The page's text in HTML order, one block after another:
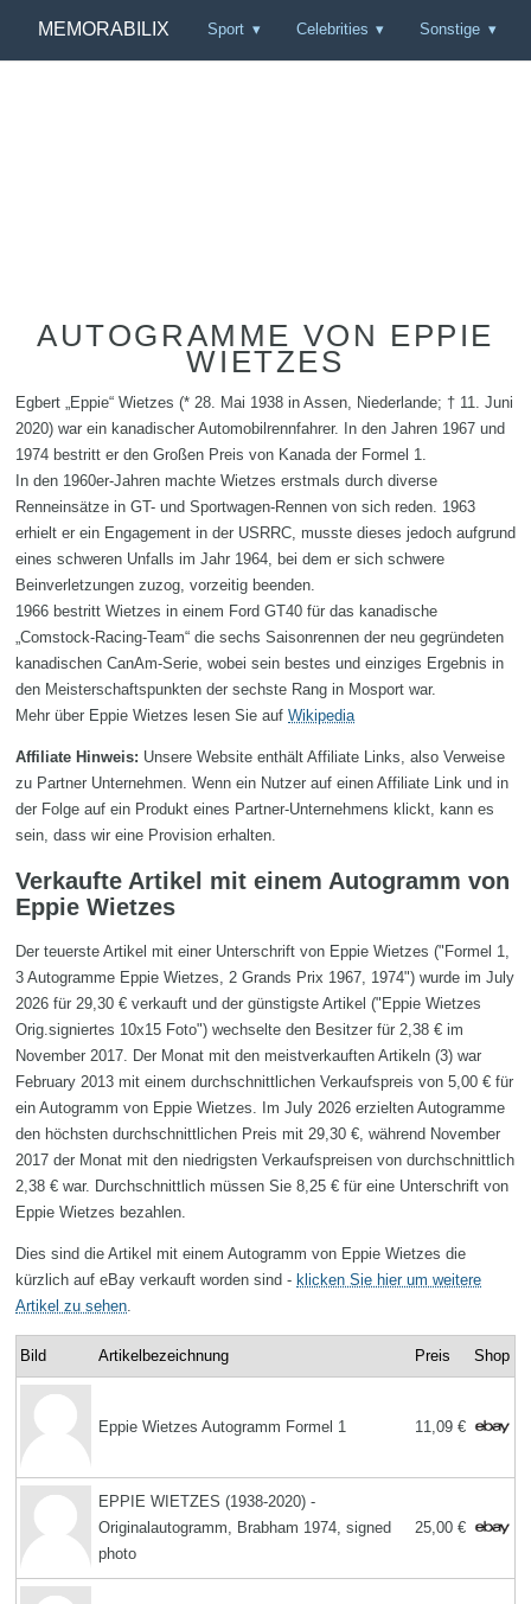
MEMORABILIX Sport Celebrities Sonstige
AUTOGRAMME VON EPPIE
WIETZES
Egbert „Eppie“ Wietzes (* 28. Mai 1938 in Assen, Niederlande; † 11. Juni
2020) war ein kanadischer Automobilrennfahrer. In den Jahren 1967 und
1974 bestritt er den Großen Preis von Kanada der Formel 1.
In den 1960er-Jahren machte Wietzes erstmals durch diverse
Renneinsätze in GT- und Sportwagen-Rennen von sich reden. 1963
erhielt er ein Engagement in der USRRC, musste dieses jedoch aufgrund
eines schweren Unfalls im Jahr 1964, bei dem er sich schwere
Beinverletzungen zuzog, vorzeitig beenden.
1966 bestritt Wietzes in einem Ford GT40 für das kanadische
„Comstock-Racing-Team“ die sechs Saisonrennen der neu gegründeten
kanadischen CanAm-Serie, wobei sein bestes und einziges Ergebnis in
den Meisterschaftspunkten der sechste Rang in Mosport war.
Mehr über Eppie Wietzes lesen Sie auf Wikipedia
Affiliate Hinweis: Unsere Website enthält Affiliate Links, also Verweise
zu Partner Unternehmen. Wenn ein Nutzer auf einen Affiliate Link und in
der Folge auf ein Produkt eines Partner-Unternehmens klickt, kann es
sein, dass wir eine Provision erhalten.
Verkaufte Artikel mit einem Autogramm von
Eppie Wietzes
Der teuerste Artikel mit einer Unterschrift von Eppie Wietzes ("Formel 1,
3 Autogramme Eppie Wietzes, 2 Grands Prix 1967, 1974") wurde im July
2026 für 29,30 € verkauft und der günstigste Artikel ("Eppie Wietzes
Orig.signiertes 10x15 Foto") wechselte den Besitzer für 2,38 € im
November 2017. Der Monat mit den meistverkauften Artikeln (3) war
February 2013 mit einem durchschnittlichen Verkaufspreis von 5,00 € für
ein Autogramm von Eppie Wietzes. Im July 2026 erzielten Autogramme
den höchsten durchschnittlichen Preis mit 29,30 €, während November
2017 der Monat mit den niedrigsten Verkaufspreisen von durchschnittlich
2,38 € war. Durchschnittlich müssen Sie 8,25 € für eine Unterschrift von
Eppie Wietzes bezahlen.
Dies sind die Artikel mit einem Autogramm von Eppie Wietzes die
kürzlich auf eBay verkauft worden sind - klicken Sie hier um weitere
Artikel zu sehen
Bild Artikelbezeichnung Preis Shop
Eppie Wietzes Autogramm Formel 1 11,09 €
EPPIE WIETZES (1938-2020) -
Originalautogramm, Brabham 1974, signed
photo
25,00 €